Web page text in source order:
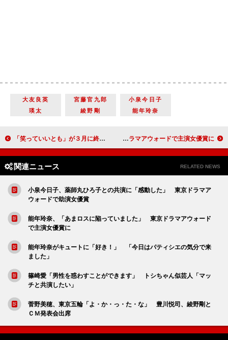
大友良英 宮藤官九郎
小泉今日子
瑛太
綾野剛 能年玲奈
「笑っていいとも」が３月に終了 放送３０年超の長寿番組 能年玲奈、「あまロスに陥っていました」 東京ドラマアウォードで主演女優賞に
関連ニュース RELATED NEWS
小泉今日子、薬師丸ひろ子との共演に「感動した」 東京ドラマア
ウォードで助演女優賞
能年玲奈、「あまロスに陥っていました」 東京ドラマアウォード
で主演女優賞に
能年玲奈がキュートに「好き！」 「今日はパティシエの気分で来
ました」
篠崎愛「男性を惑わすことができます」 トシちゃん似芸人「マッ
チと共演したい」
菅野美穂、東京五輪「よ・か・っ・た・な」 豊川悦司、綾野剛と
ＣＭ発表会出席